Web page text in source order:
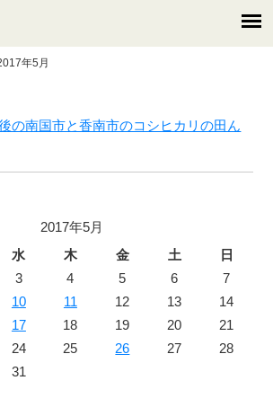
年5月
の南国市と香南市のコシヒカリの田ん
2017年5月
水 木 金 土
日
3 4 5 6
7
10 11 12 13
14
17 18 19 20
21
24 25 26 27
28
31